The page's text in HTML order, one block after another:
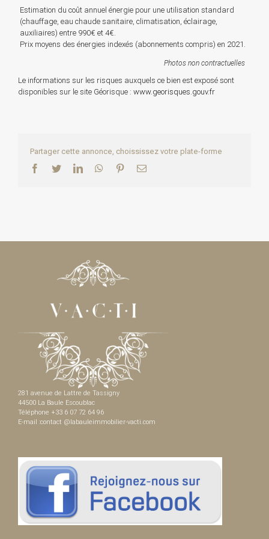
Estimation du coût annuel énergie pour une utilisation standard
(chauffage, eau chaude sanitaire, climatisation, éclairage,
auxiliaires) entre 990€ et 4€.
Prix moyens des énergies indexés (abonnements compris) en 2021.
Photos non contractuelles
Le informations sur les risques auxquels ce bien est exposé sont
disponibles sur le site Géorisque : www.georisques.gouv.fr
Partager cette annonce, choississez votre plate-forme
Facebook
TwitterLinkedInWhatsApp
PinterestEmail
281 avenue de Lattre de Tassigny
44500 La Baule Escoublac
Téléphone +33 6 07 72 64 96
E-mail :contact @labauleimmobilier-vacti.com